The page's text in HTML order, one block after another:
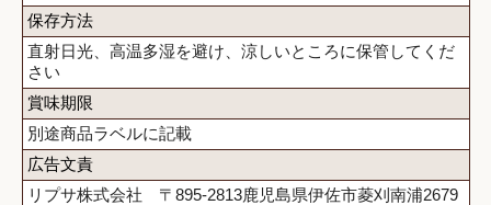
保存方法
直射日光、高温多湿を避け、涼しいところに保管してくだ
さい
賞味期限
別途商品ラベルに記載
広告文責
リプサ株式会社 〒895-2813鹿児島県伊佐市菱刈南浦2679